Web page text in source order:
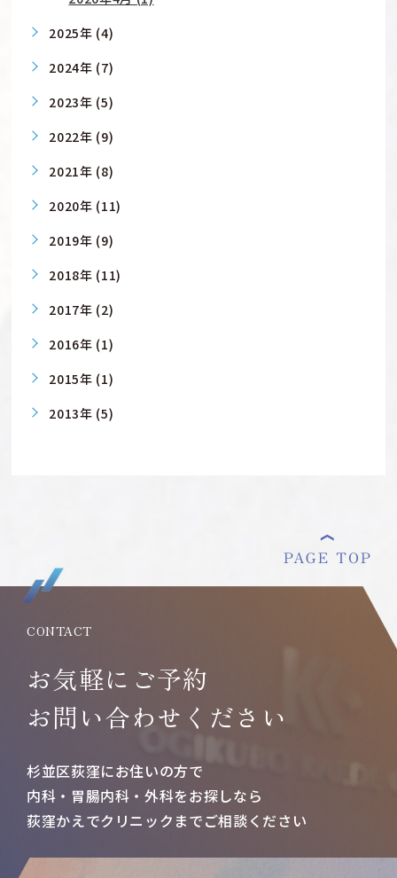
2025年 (4)
2024年 (7)
2023年 (5)
2022年 (9)
2021年 (8)
2020年 (11)
2019年 (9)
2018年 (11)
2017年 (2)
2016年 (1)
2015年 (1)
2013年 (5)
CONTACT
お気軽にご予約
お問い合わせください
杉並区荻窪にお住いの方で
内科・胃腸内科・外科をお探しなら
荻窪かえでクリニックまでご相談ください